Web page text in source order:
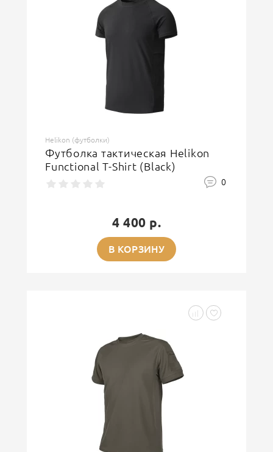
Helikon (футболки)
Футболка тактическая Helikon
Functional T-Shirt (Black)
0
4 400 р.
В КОРЗИНУ